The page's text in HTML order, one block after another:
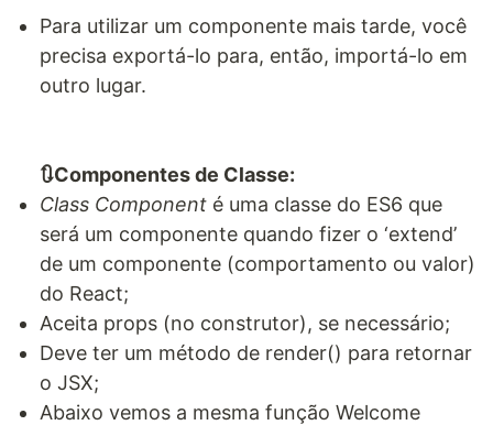
Para utilizar um componente mais tarde, você
precisa exportá-lo para, então, importá-lo em
outro lugar.
🔃Componentes de Classe:
Class Component é uma classe do ES6 que
será um componente quando fizer o ‘extend’
de um componente (comportamento ou valor)
do React;
Aceita props (no construtor), se necessário;
Deve ter um método de render() para retornar
o JSX;
Abaixo vemos a mesma função Welcome